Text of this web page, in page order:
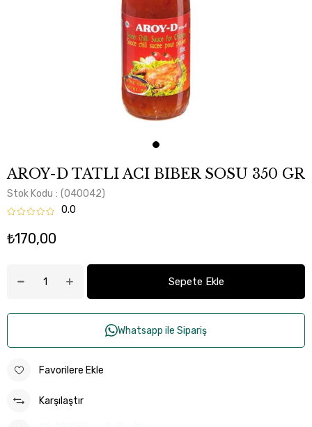
AROY-D TATLI ACI BIBER SOSU 350 GR
Stok Kodu
(040042)
0.0
₺170,00
Whatsapp ile Sipariş
Favorilere Ekle
Karşılaştır